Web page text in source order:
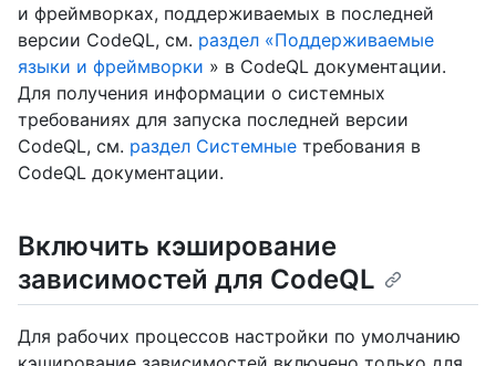
и фреймворках, поддерживаемых в последней
версии CodeQL, см. раздел «Поддерживаемые
языки и фреймворки » в CodeQL документации.
Для получения информации о системных
требованиях для запуска последней версии
CodeQL, см. раздел Системные требования в
CodeQL документации.
Включить кэширование
зависимостей для CodeQL
Для рабочих процессов настройки по умолчанию